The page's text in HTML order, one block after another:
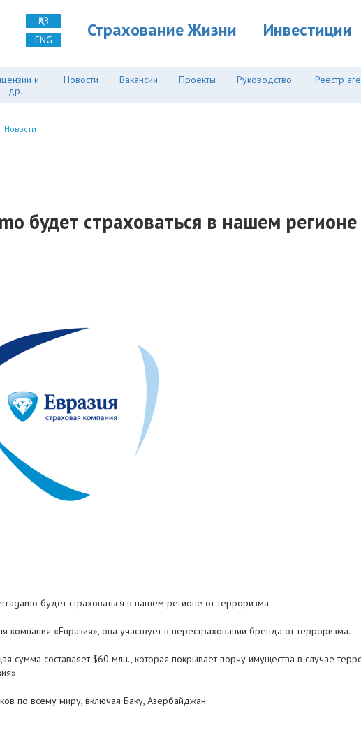
ҚАЗ
ENG
Страхование Жизни Инвестиции
и
др.
Новости Вакансии Проекты Руководство
Реестр
Новости
будет страховаться в нашем
будет страховаться в нашем регионе от терроризма.
компания «Евразия», она участвует в перестраховании бренда от терроризма.
сумма составляет $60 млн., которая покрывает порчу имущества в случае
по всему миру, включая Баку, Азербайджан.